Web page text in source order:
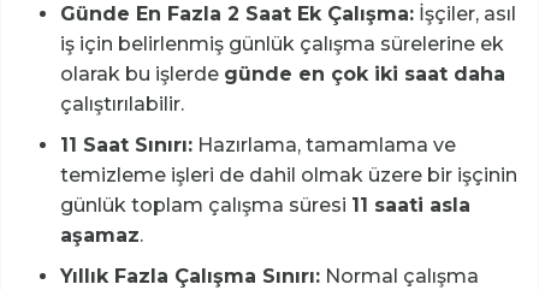
Günde En Fazla 2 Saat Ek Çalışma: İşçiler, asıl
iş için belirlenmiş günlük çalışma sürelerine ek
olarak bu işlerde günde en çok iki saat daha
çalıştırılabilir.
11 Saat Sınırı: Hazırlama, tamamlama ve
temizleme işleri de dahil olmak üzere bir işçinin
günlük toplam çalışma süresi 11 saati asla
aşamaz.
Yıllık Fazla Çalışma Sınırı: Normal çalışma